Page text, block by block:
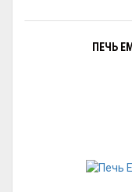
ПЕЧЬ